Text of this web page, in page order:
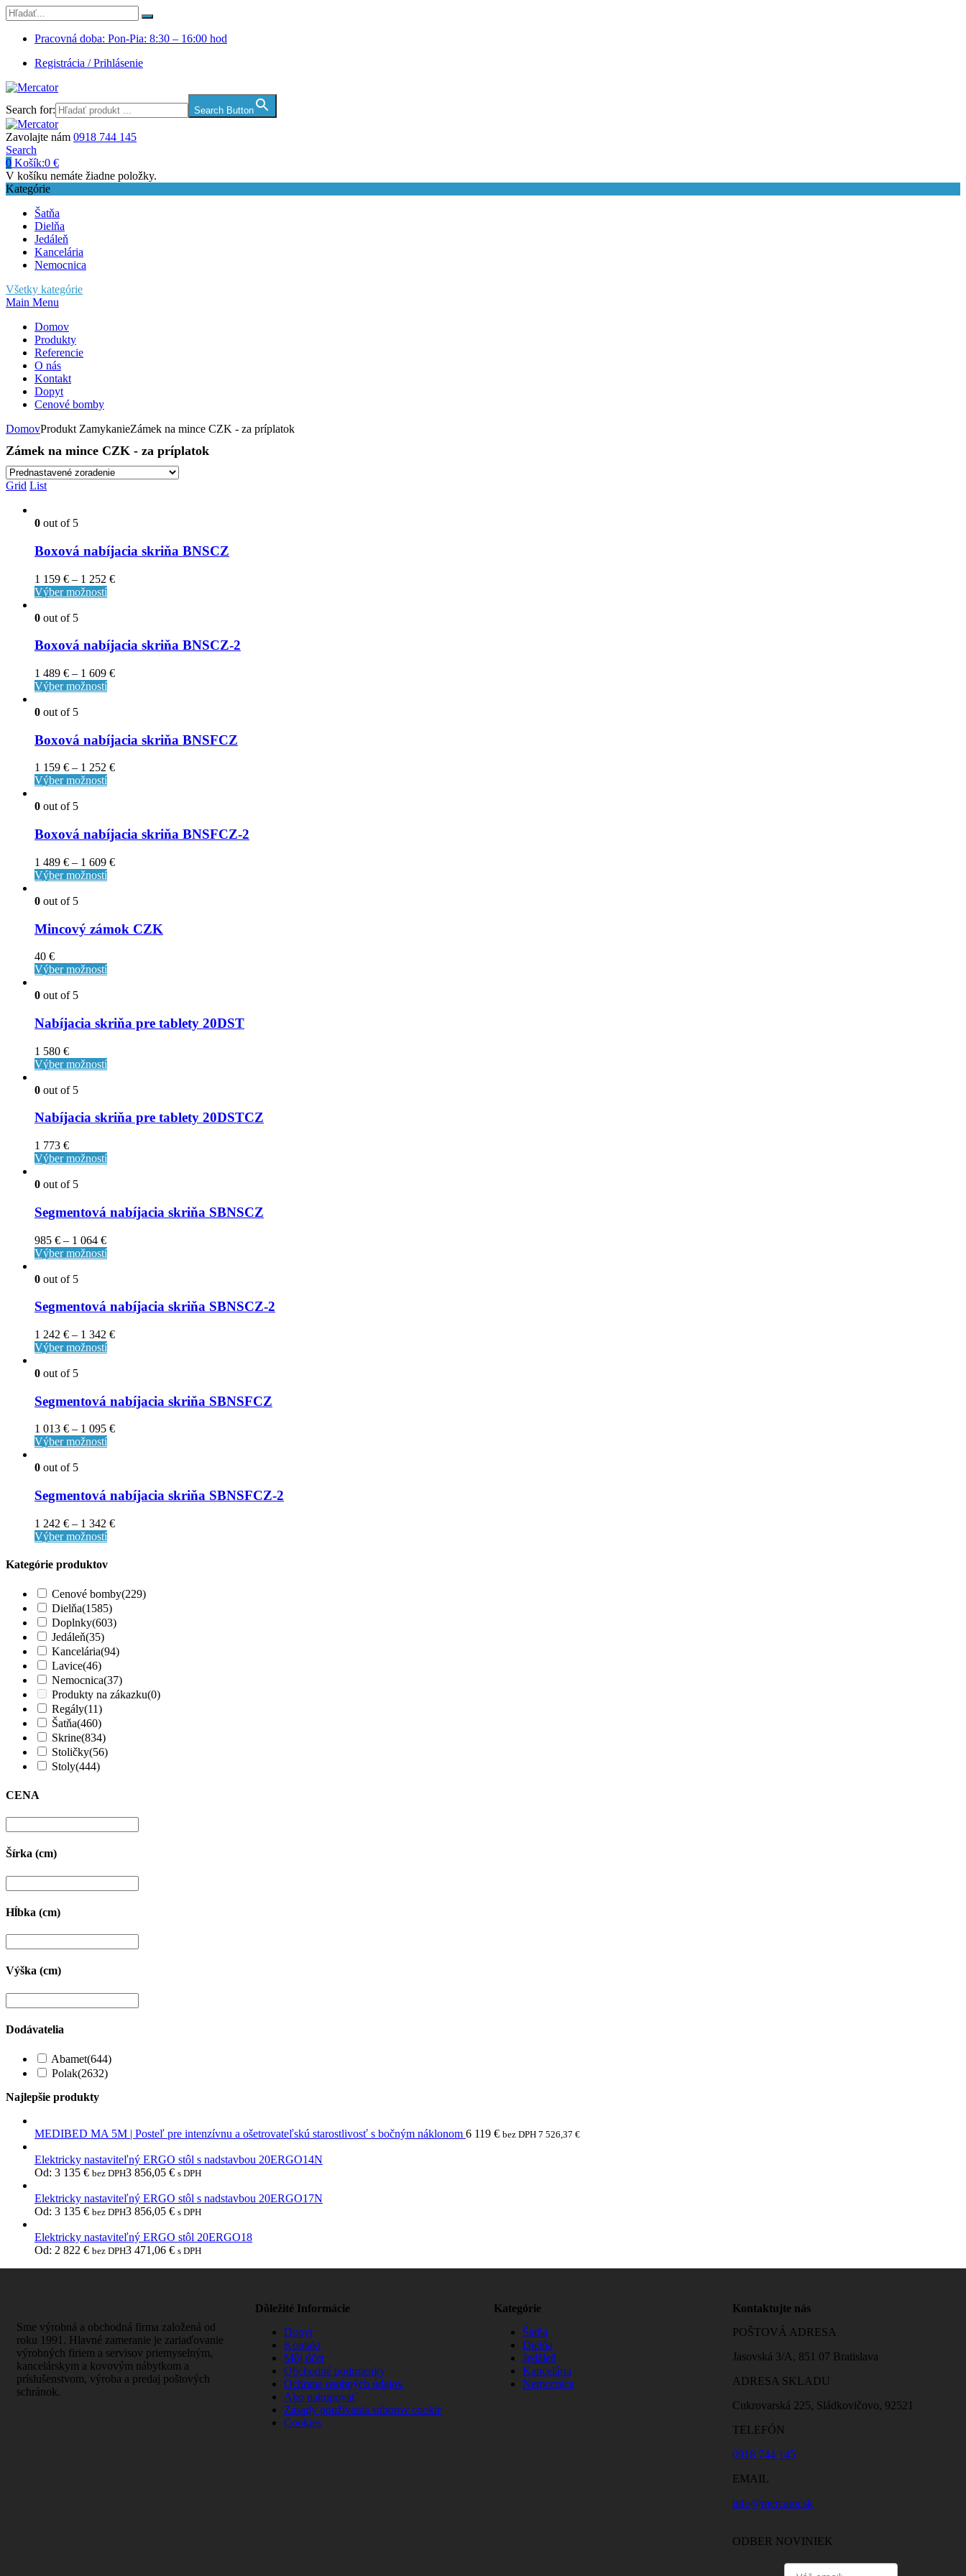
Pracovná doba: Pon-Pia: 8:30 – 16:00 hod
Registrácia / Prihlásenie
Search for: Search Button
Zavolajte nám 0918 744 145
Search
0 Košík:0 €
V košíku nemáte žiadne položky.
Kategórie
Šatňa
Dielňa
Jedáleň
Kancelária
Nemocnica
Všetky kategórie
Main Menu
Domov
Produkty
Referencie
O nás
Kontakt
Dopyt
Cenové bomby
DomovProdukt ZamykanieZámek na mince CZK - za príplatok
Zámek na mince CZK - za príplatok
Grid List
0 out of 5
Boxová nabíjacia skriňa BNSCZ
1 159 € – 1 252 €
Výber možností
0 out of 5
Boxová nabíjacia skriňa BNSCZ-2
1 489 € – 1 609 €
Výber možností
0 out of 5
Boxová nabíjacia skriňa BNSFCZ
1 159 € – 1 252 €
Výber možností
0 out of 5
Boxová nabíjacia skriňa BNSFCZ-2
1 489 € – 1 609 €
Výber možností
0 out of 5
Mincový zámok CZK
40 €
Výber možností
0 out of 5
Nabíjacia skriňa pre tablety 20DST
1 580 €
Výber možností
0 out of 5
Nabíjacia skriňa pre tablety 20DSTCZ
1 773 €
Výber možností
0 out of 5
Segmentová nabíjacia skriňa SBNSCZ
985 € – 1 064 €
Výber možností
0 out of 5
Segmentová nabíjacia skriňa SBNSCZ-2
1 242 € – 1 342 €
Výber možností
0 out of 5
Segmentová nabíjacia skriňa SBNSFCZ
1 013 € – 1 095 €
Výber možností
0 out of 5
Segmentová nabíjacia skriňa SBNSFCZ-2
1 242 € – 1 342 €
Výber možností
Kategórie produktov
Cenové bomby(229)
Dielňa(1585)
Doplnky(603)
Jedáleň(35)
Kancelária(94)
Lavice(46)
Nemocnica(37)
Produkty na zákazku(0)
Regály(11)
Šatňa(460)
Skrine(834)
Stoličky(56)
Stoly(444)
CENA
Šírka (cm)
Hĺbka (cm)
Výška (cm)
Dodávatelia
Abamet(644)
Polak(2632)
Najlepšie produkty
MEDIBED MA 5M | Posteľ pre intenzívnu a ošetrovateľskú starostlivosť s bočným náklonom 6 119 € bez DPH 7 526,37 €
Elektricky nastaviteľný ERGO stôl s nadstavbou 20ERGO14N
Od: 3 135 € bez DPH3 856,05 € s DPH
Elektricky nastaviteľný ERGO stôl s nadstavbou 20ERGO17N
Od: 3 135 € bez DPH3 856,05 € s DPH
Elektricky nastaviteľný ERGO stôl 20ERGO18
Od: 2 822 € bez DPH3 471,06 € s DPH
Sme výrobná a obchodná firma založená od
roku 1991. Hlavné zameranie je zariaďovanie
výrobných firiem a servisov priemyselným,
kancelárskym a kovovým nábytkom a
príslušenstvom, výroba a predaj poštových
schránok.
Dôležité Informácie
Dopyt
Kontakt
Môj účet
Obchodné podmienky
Ochrana osobných údajov
Ako nakupovať
Zásady používania súborov cookie
Cookies
Kategórie
Šatňa
Dielňa
Jedáleň
Kancelária
Nemocnica
Kontaktujte nás
POŠTOVÁ ADRESA
Jasovská 3/A, 851 07 Bratislava
ADRESA SKLADU
Cukrovarská 225, Sládkovičovo, 92521
TELEFÓN
0918 744 145
EMAIL
info@mercator.sk
ODBER NOVINIEK